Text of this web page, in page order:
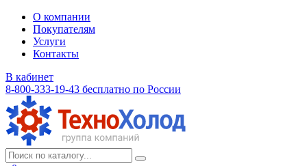
О компании
Покупателям
Услуги
Контакты
В кабинет
8-800-333-19-43 бесплатно по России